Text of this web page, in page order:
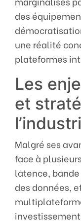
des
une réalité
plateformes
Les
et
Malgré ses
face à
latence,
des données,